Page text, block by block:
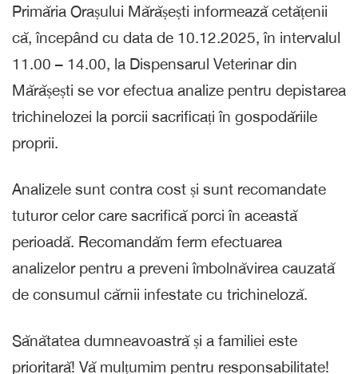
Primăria Orașului Mărășești informează cetățenii
că, începând cu data de 10.12.2025, în intervalul
11.00 – 14.00, la Dispensarul Veterinar din
Mărășești se vor efectua analize pentru depistarea
trichinelozei la porcii sacrificați în gospodăriile
proprii.
Analizele sunt contra cost și sunt recomandate
tuturor celor care sacrifică porci în această
perioadă. Recomandăm ferm efectuarea
analizelor pentru a preveni îmbolnăvirea cauzată
de consumul cărnii infestate cu trichineloză.
Sănătatea dumneavoastră și a familiei este
prioritară! Vă mulțumim pentru responsabilitate!